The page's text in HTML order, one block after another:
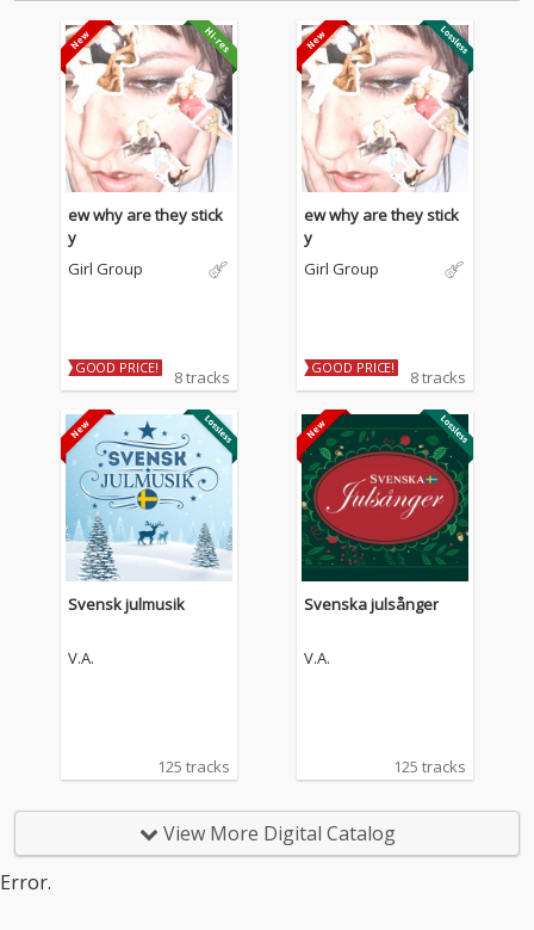
ew why are they stick
y
Girl Group
GOOD PRICE! 8 tracks
ew why are they stick
y
Girl Group
GOOD PRICE! 8 tracks
Svensk julmusik
V.A.
125 tracks
Svenska julsånger
V.A.
125 tracks
View More Digital Catalog
Error.